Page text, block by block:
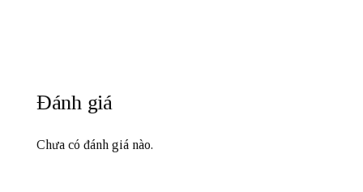
Đánh giá
Chưa có đánh giá nào.